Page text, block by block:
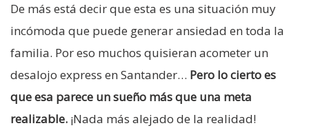
De más está decir que esta es una situación muy
incómoda que puede generar ansiedad en toda la
familia. Por eso muchos quisieran acometer un
desalojo express en Santander… Pero lo cierto es
que esa parece un sueño más que una meta
realizable. ¡Nada más alejado de la realidad!